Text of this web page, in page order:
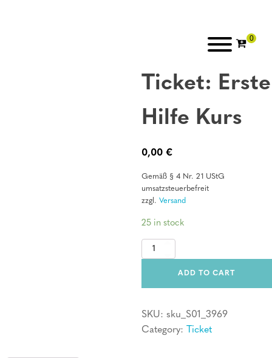
Ticket: Erste
Hilfe Kurs
0,00 €
Gemäß § 4 Nr. 21 UStG
umsatzsteuerbefreit
zzgl. Versand
25 in stock
Ticket:
Erste
ADD TO CART
SKU: sku_S01_3969
Category:
Ticket